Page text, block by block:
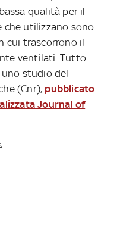
qualità per il
che utilizzano sono
cui trascorrono il
ventilati. Tutto
studio del
(Cnr), pubblicato
Journal of